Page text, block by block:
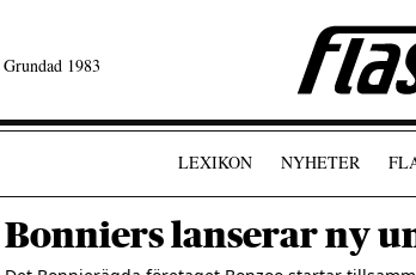
Grundad 1983
LEXIKON NYHETER
Bonniers lanserar ny